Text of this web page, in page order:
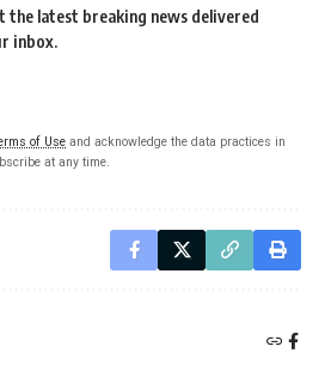
the latest breaking news delivered
inbox.
of Use and acknowledge the data practices in
at any time.